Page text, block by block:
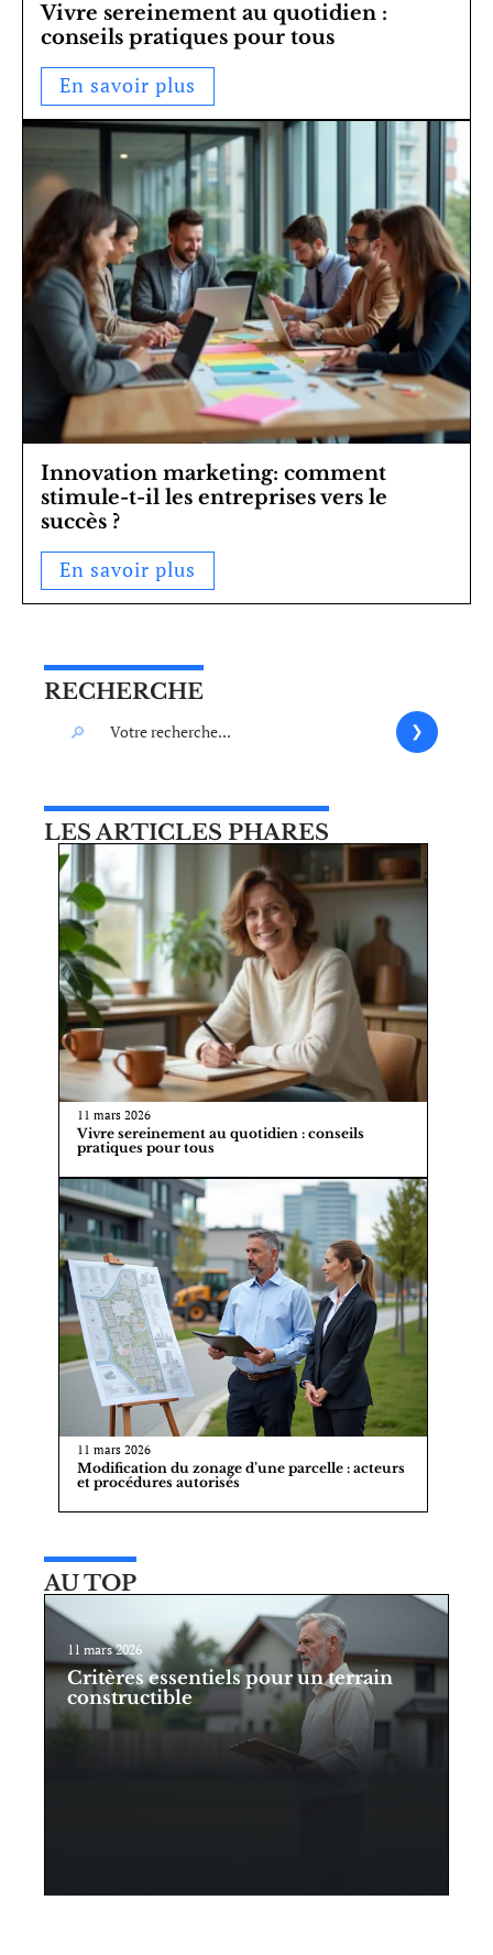
Vivre sereinement au quotidien :
conseils pratiques pour tous
En savoir plus
Innovation marketing: comment
stimule-t-il les entreprises vers le
succès ?
En savoir plus
RECHERCHE
LES ARTICLES PHARES
11 mars 2026
Vivre sereinement au quotidien : conseils
pratiques pour tous
11 mars 2026
Modification du zonage d’une parcelle : acteurs
et procédures autorisés
AU TOP
11 mars 2026
Critères essentiels pour un terrain
constructible